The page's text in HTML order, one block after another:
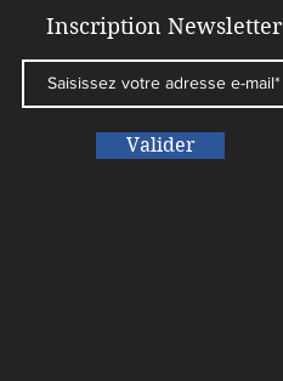
confirmés
Inscription Newsletter
Valider